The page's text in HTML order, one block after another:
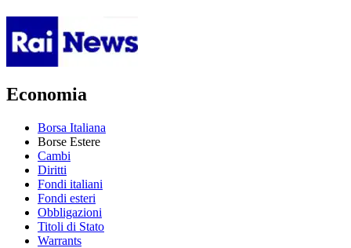
Economia
Borsa Italiana
Borse Estere
Cambi
Diritti
Fondi italiani
Fondi esteri
Obbligazioni
Titoli di Stato
Warrants